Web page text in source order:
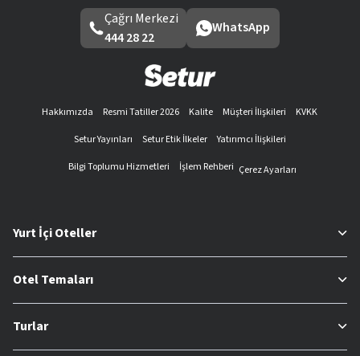
Çağrı Merkezi
444 28 22
WhatsApp
Hakkımızda Resmi Tatiller 2026 Kalite Müşteri İlişkileri
KVKK
Setur Yayınları
Setur Etik İlkeler
Yatırımcı İlişkileri
Bilgi Toplumu Hizmetleri
İşlem Rehberi Çerez Ayarları
Yurt İçi Oteller
Otel Temaları
Turlar